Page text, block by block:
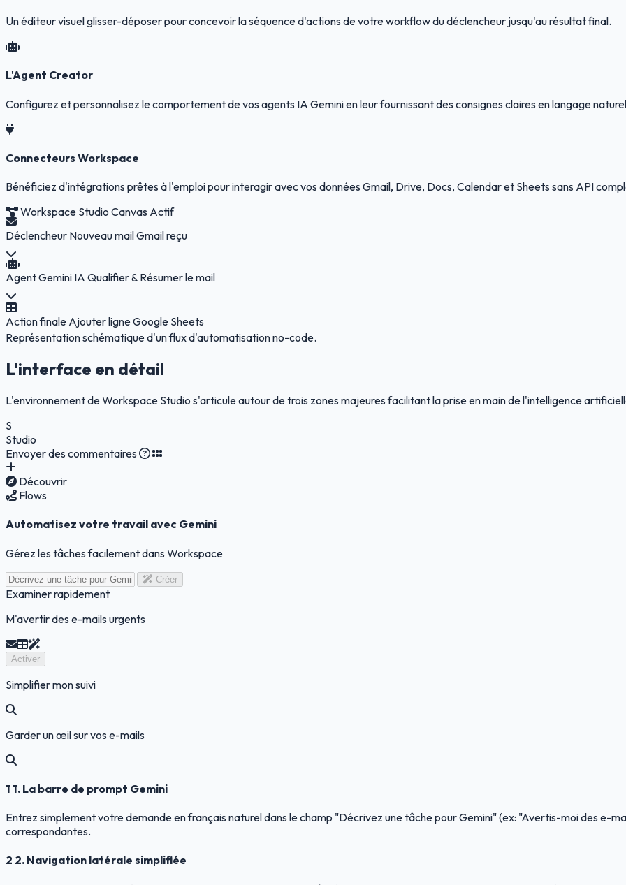
Un éditeur visuel glisser-déposer pour concevoir la séquence d'actions de votre workflow du déclencheur jusqu'au résultat final.
L'Agent Creator
Configurez et personnalisez le comportement de vos agents IA Gemini en leur fournissant des consignes claires en langage
Connecteurs Workspace
Bénéficiez d'intégrations prêtes à l'emploi pour interagir avec vos données Gmail, Drive, Docs, Calendar et Sheets sans API
Workspace Studio Canvas Actif
Déclencheur Nouveau mail Gmail reçu
Agent Gemini IA Qualifier & Résumer le mail
Action finale Ajouter ligne Google Sheets
Représentation schématique d'un flux d'automatisation no-code.
L'interface en détail
L'environnement de Workspace Studio s'articule autour de trois zones majeures facilitant la prise en main de l'intelligence
S
Studio
Envoyer des commentaires
Découvrir
Flows
Automatisez votre travail avec Gemini
Gérez les tâches facilement dans Workspace
Créer
Examiner rapidement
M'avertir des e-mails urgents
Activer
Simplifier mon suivi
Garder un œil sur vos e-mails
1 1. La barre de prompt Gemini
Entrez simplement votre demande en français naturel dans le champ "Décrivez une tâche pour Gemini" (ex: "Avertis-moi des e-
correspondantes.
2 2. Navigation latérale simplifiée